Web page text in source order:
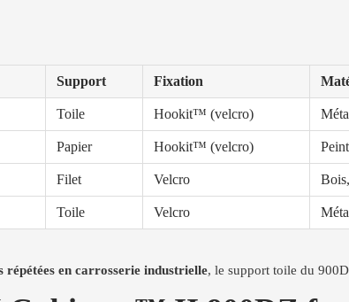
Support Fixation
Toile Hookit™ (velcro)
Papier Hookit™ (velcro)
Filet Velcro
Toile Velcro
répétées en carrosserie industrielle, le support toile du